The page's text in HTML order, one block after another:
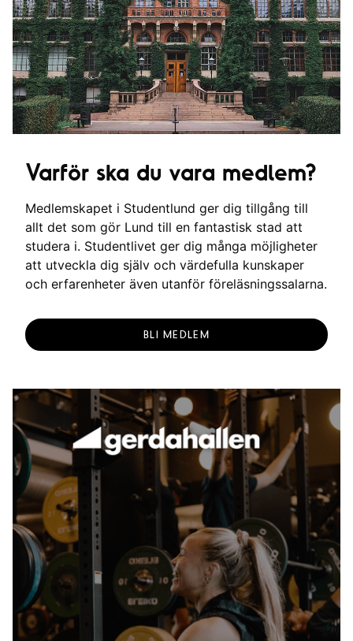
Varför ska du vara medlem?
Medlemskapet i Studentlund ger dig tillgång till
allt det som gör Lund till en fantastisk stad att
studera i. Studentlivet ger dig många möjligheter
att utveckla dig själv och värdefulla kunskaper
och erfarenheter även utanför föreläsningssalarna.
BLI MEDLEM